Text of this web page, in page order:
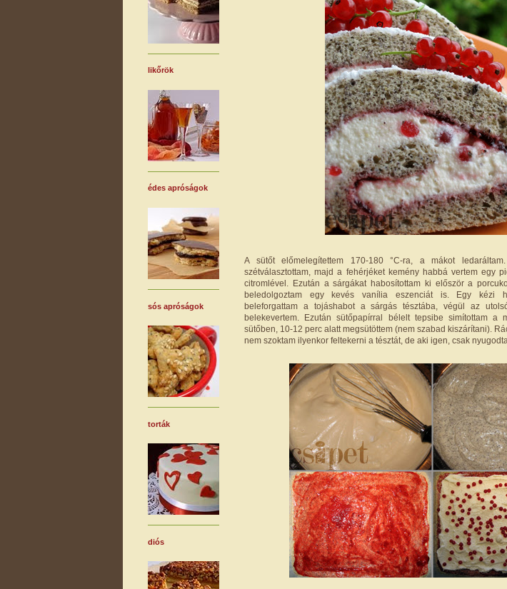
A sütőt előmelegítettem 170-180 °C-ra, a mákot
szétválasztottam, majd a fehérjéket kemény habbá vertem egy
citromlével. Ezután a sárgákat habosítottam ki először a
beledolgoztam egy kevés vanília eszenciát is. Egy kézi
beleforgattam a tojáshabot a sárgás tésztába, végül az
belekevertem. Ezután sütőpapírral bélelt tepsibe simítottam a
sütőben, 10-12 perc alatt megsütöttem (nem szabad kiszárítani).
nem szoktam ilyenkor feltekerni a tésztát, de aki igen, csak
likőrök
édes apróságok
sós apróságok
torták
diós